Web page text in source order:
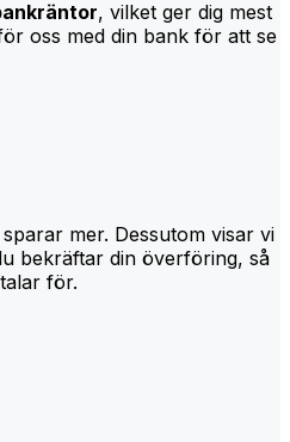
, vilket ger dig mest
oss med din bank för att se
mer. Dessutom visar vi
bekräftar din överföring, så
för.